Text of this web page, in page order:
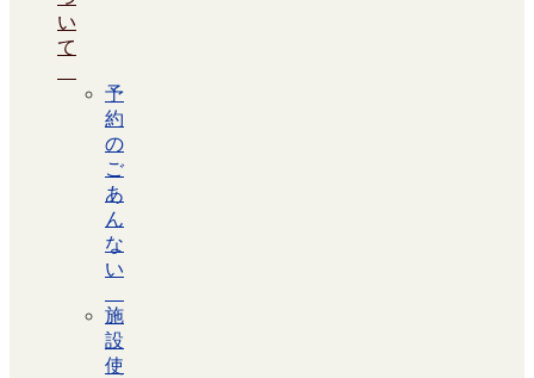
い
て
予
約
の
ご
あ
ん
な
い
施
設
使